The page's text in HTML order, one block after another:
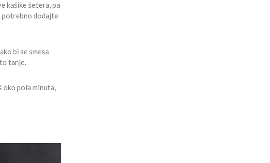
kašike šećera, pa
potrebno dodajte
bi se smesa
tanje.
oko pola minuta,